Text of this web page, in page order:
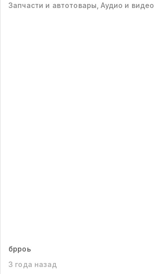
Запчасти и автотовары, Аудио и видео
брроь
3 года назад